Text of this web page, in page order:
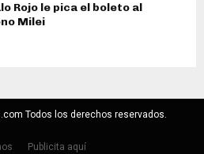
Rojo le pica el boleto al
Milei
Todos los derechos reservados.
Publicita aquí